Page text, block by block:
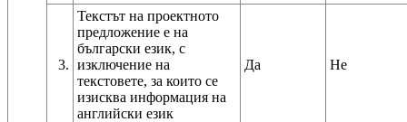
3.
Текстът на проектното
предложение е на
български език, с
изключение на
текстовете, за които се
изисква информация на
английски език
Да Не